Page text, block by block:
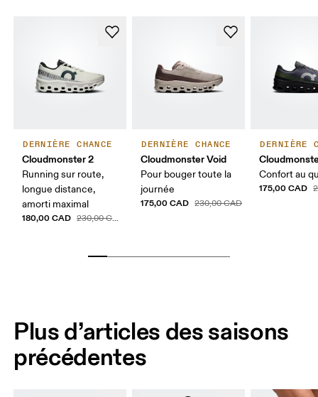
DERNIÈRE CHANCE
Cloudmonster 2
Running sur route,
longue distance,
amorti maximal
180,00 CAD 230,00 CAD
DERNIÈRE CHANCE
Cloudmonster Void
Pour bouger toute la
journée
175,00 CAD 230,00 CAD
DERNIÈRE
Confort au
175,00 CAD
Plus d’articles des saisons
précédentes